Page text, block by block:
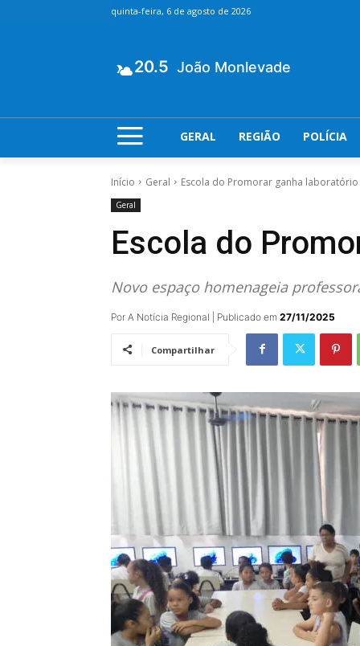
quinta-feira, 6 de agosto de 2026
20.5 João Monlevade
GERAL REGIÃO POLÍCIA
Início Geral Escola do Promorar ganha
Geral
Escola do
Novo espaço homenageia
Por A Notícia Regional | Publicado em 27/11/2025
Compartilhar